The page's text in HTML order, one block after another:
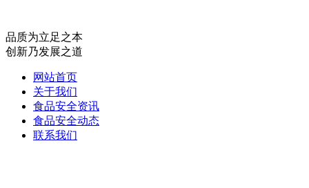
品质为立足之本
创新乃发展之道
网站首页
关于我们
食品安全资讯
食品安全动态
联系我们